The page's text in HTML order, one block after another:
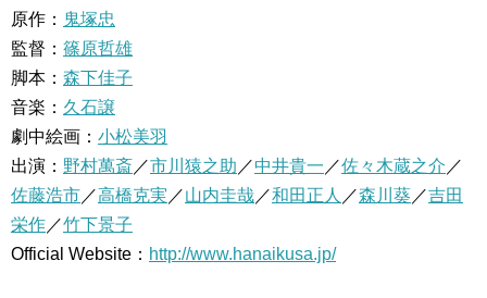
原作： 鬼塚忠
監督： 篠原哲雄
脚本： 森下佳子
音楽： 久石譲
劇中絵画： 小松美羽
出演： 野村萬斎／市川猿之助 ／中井貴一 ／佐々木蔵之介 ／
佐藤浩市／高橋克実 ／山内圭哉／和田正人 ／森川葵／吉田
栄作／竹下景子
Official Website： http://www.hanaikusa.jp/